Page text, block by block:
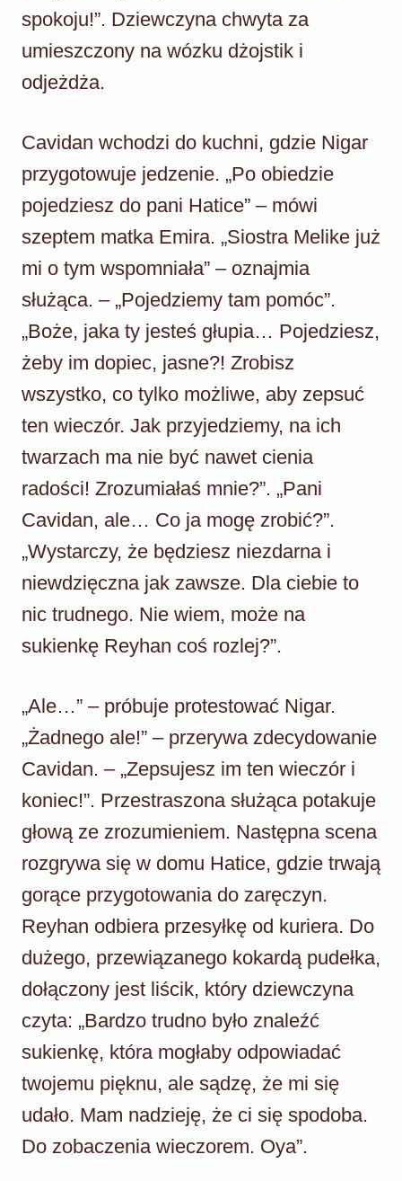
spokoju!”. Dziewczyna chwyta za
umieszczony na wózku dżojstik i
odjeżdża.
Cavidan wchodzi do kuchni, gdzie Nigar
przygotowuje jedzenie. „Po obiedzie
pojedziesz do pani Hatice” – mówi
szeptem matka Emira. „Siostra Melike już
mi o tym wspomniała” – oznajmia
służąca. – „Pojedziemy tam pomóc”.
„Boże, jaka ty jesteś głupia… Pojedziesz,
żeby im dopiec, jasne?! Zrobisz
wszystko, co tylko możliwe, aby zepsuć
ten wieczór. Jak przyjedziemy, na ich
twarzach ma nie być nawet cienia
radości! Zrozumiałaś mnie?”. „Pani
Cavidan, ale… Co ja mogę zrobić?”.
„Wystarczy, że będziesz niezdarna i
niewdzięczna jak zawsze. Dla ciebie to
nic trudnego. Nie wiem, może na
sukienkę Reyhan coś rozlej?”.
„Ale…” – próbuje protestować Nigar.
„Żadnego ale!” – przerywa zdecydowanie
Cavidan. – „Zepsujesz im ten wieczór i
koniec!”. Przestraszona służąca potakuje
głową ze zrozumieniem. Następna scena
rozgrywa się w domu Hatice, gdzie trwają
gorące przygotowania do zaręczyn.
Reyhan odbiera przesyłkę od kuriera. Do
dużego, przewiązanego kokardą pudełka,
dołączony jest liścik, który dziewczyna
czyta: „Bardzo trudno było znaleźć
sukienkę, która mogłaby odpowiadać
twojemu pięknu, ale sądzę, że mi się
udało. Mam nadzieję, że ci się spodoba.
Do zobaczenia wieczorem. Oya”.